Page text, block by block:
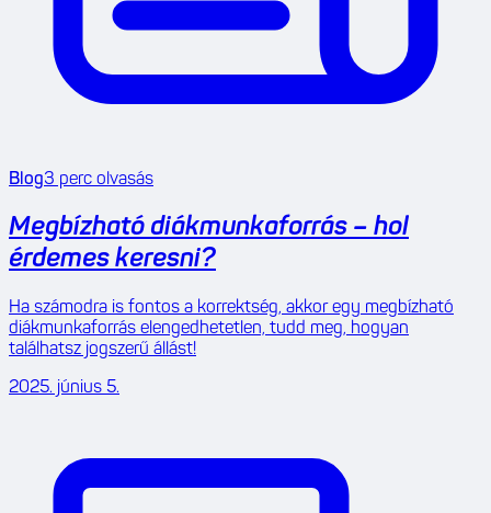
Blog3 perc olvasás
Megbízható diákmunkaforrás – hol
érdemes keresni?
Ha számodra is fontos a korrektség, akkor egy megbízható
diákmunkaforrás elengedhetetlen, tudd meg, hogyan
találhatsz jogszerű állást!
2025. június 5.